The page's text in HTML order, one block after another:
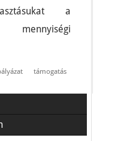
a
támogatás